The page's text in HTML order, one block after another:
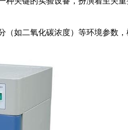
二氧化碳浓度）等环境参数